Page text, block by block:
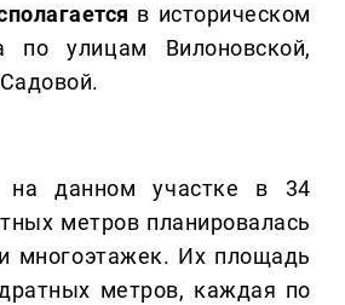
в историческом
по улицам Вилоновской,
данном участке в 34
метров планировалась
многоэтажек. Их площадь
метров, каждая по